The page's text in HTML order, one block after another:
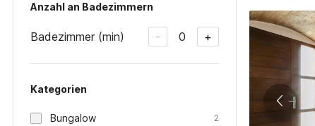
Anzahl an Badezimmern
Badezimmer (min) - 0 +
Kategorien
Bungalow 2